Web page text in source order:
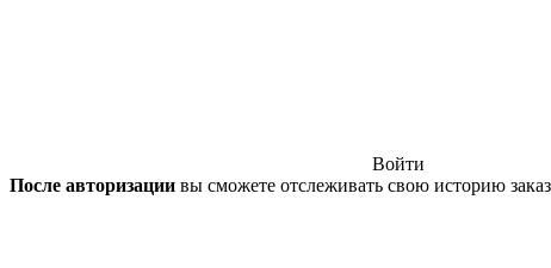
Войти
После авторизации вы сможете отслеживать свою историю